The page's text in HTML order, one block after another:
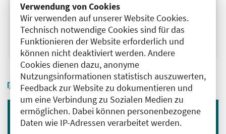
Verwendung von Cookies
Wir verwenden auf unserer Website Cookies.
Technisch notwendige Cookies sind für das
Funktionieren der Website erforderlich und
können nicht deaktiviert werden. Andere
Cookies dienen dazu, anonyme
Nutzungsinformationen statistisch auszuwerten,
Feedback zur Website zu dokumentieren und
um eine Verbindung zu Sozialen Medien zu
ermöglichen. Dabei können personenbezogene
Daten wie IP-Adressen verarbeitet werden.
Absenden
Immer informiert bleiben